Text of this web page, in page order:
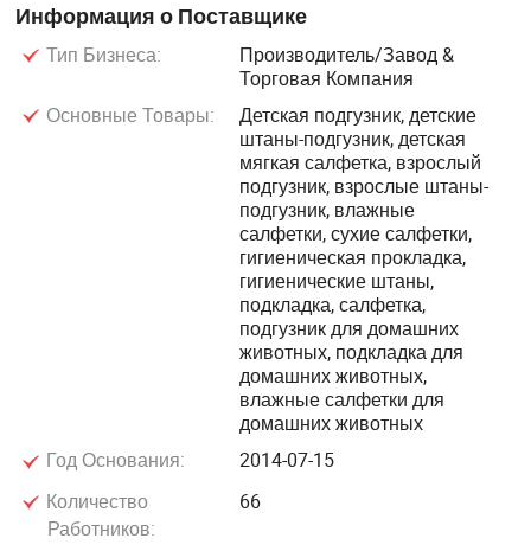
Появление инноваций происходит благодаря удобству,
добавленной стоимости и экологичности продукции. Мы
максимально используем конкурентные преимущества
компании, сосредоточившись на международном
маркетинге нашего собственного бренда "Unijoy" и
дополняя его глобальным OEM-производителем.
Основные клиенты Unicare — это Африка, Ближний
Восток, Юго-Восточная Азия и Южная Америка. Наша
продукция продается более чем в 20 странах мира.
Unicare имеет профессиональную команду с обширным
опытом работы в отрасли и инновационным
мышлением. Мы активно занимаемся разработкой
более легких, тонких, мягких и более дышащих
продуктов с высокой добавленной стоимостью.
Информация о Поставщике
Тип Бизнеса:
Производитель/Завод &
Торговая Компания
Основные Товары:
Детская подгузник, детские
штаны-подгузник, детская
мягкая салфетка, взрослый
подгузник, взрослые штаны-
подгузник, влажные
салфетки, сухие салфетки,
гигиеническая прокладка,
гигиенические штаны,
подкладка, салфетка,
подгузник для домашних
животных, подкладка для
домашних животных,
влажные салфетки для
домашних животных
Год Основания:
2014-07-15
Количество
Работников:
66